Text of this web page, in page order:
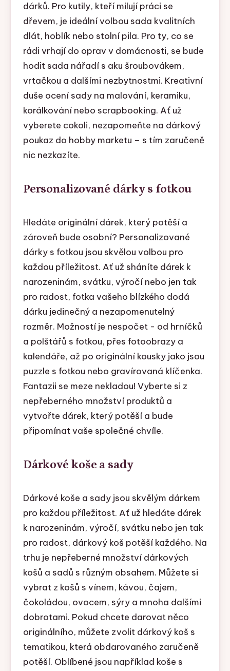
dárků. Pro kutily, kteří milují práci se
dřevem, je ideální volbou sada kvalitních
dlát, hoblík nebo stolní pila. Pro ty, co se
rádi vrhají do oprav v domácnosti, se bude
hodit sada nářadí s aku šroubovákem,
vrtačkou a dalšími nezbytnostmi. Kreativní
duše ocení sady na malování, keramiku,
korálkování nebo scrapbooking. Ať už
vyberete cokoli, nezapomeňte na dárkový
poukaz do hobby marketu – s tím zaručeně
nic nezkazíte.
Personalizované dárky s fotkou
Hledáte originální dárek, který potěší a
zároveň bude osobní? Personalizované
dárky s fotkou jsou skvělou volbou pro
každou příležitost. Ať už sháníte dárek k
narozeninám, svátku, výročí nebo jen tak
pro radost, fotka vašeho blízkého dodá
dárku jedinečný a nezapomenutelný
rozměr. Možností je nespočet - od hrníčků
a polštářů s fotkou, přes fotoobrazy a
kalendáře, až po originální kousky jako jsou
puzzle s fotkou nebo gravírovaná klíčenka.
Fantazii se meze nekladou! Vyberte si z
nepřeberného množství produktů a
vytvořte dárek, který potěší a bude
připomínat vaše společné chvíle.
Dárkové koše a sady
Dárkové koše a sady jsou skvělým dárkem
pro každou příležitost. Ať už hledáte dárek
k narozeninám, výročí, svátku nebo jen tak
pro radost, dárkový koš potěší každého. Na
trhu je nepřeberné množství dárkových
košů a sadů s různým obsahem. Můžete si
vybrat z košů s vínem, kávou, čajem,
čokoládou, ovocem, sýry a mnoha dalšími
dobrotami. Pokud chcete darovat něco
originálního, můžete zvolit dárkový koš s
tematikou, která obdarovaného zaručeně
potěší. Oblíbené jsou například koše s